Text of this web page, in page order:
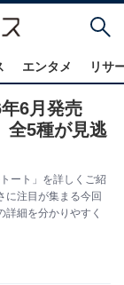
エンタメ リサ
6月発売
全5種が見逃
ート」を詳しくご紹
に注目が集まる今回
細を分かりやすく